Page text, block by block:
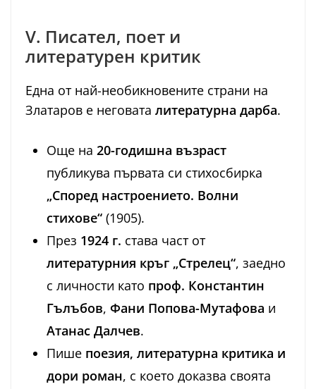
V. Писател, поет и
литературен критик
Една от най-необикновените страни на
Златаров е неговата литературна дарба.
Още на 20-годишна възраст
публикува първата си стихосбирка
„Според настроението. Волни
стихове“ (1905).
През 1924 г. става част от
литературния кръг „Стрелец“, заедно
с личности като проф. Константин
Гълъбов, Фани Попова-Мутафова и
Атанас Далчев.
Пише поезия, литературна критика и
дори роман, с което доказва своята